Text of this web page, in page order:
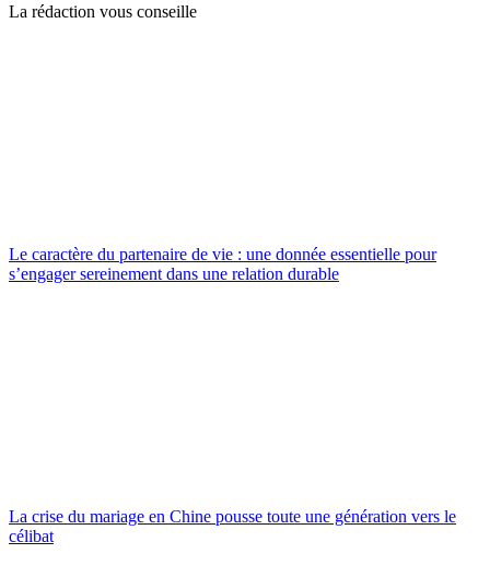
La rédaction vous conseille
Le caractère du partenaire de vie : une donnée essentielle pour
s’engager sereinement dans une relation durable
La crise du mariage en Chine pousse toute une génération vers le
célibat